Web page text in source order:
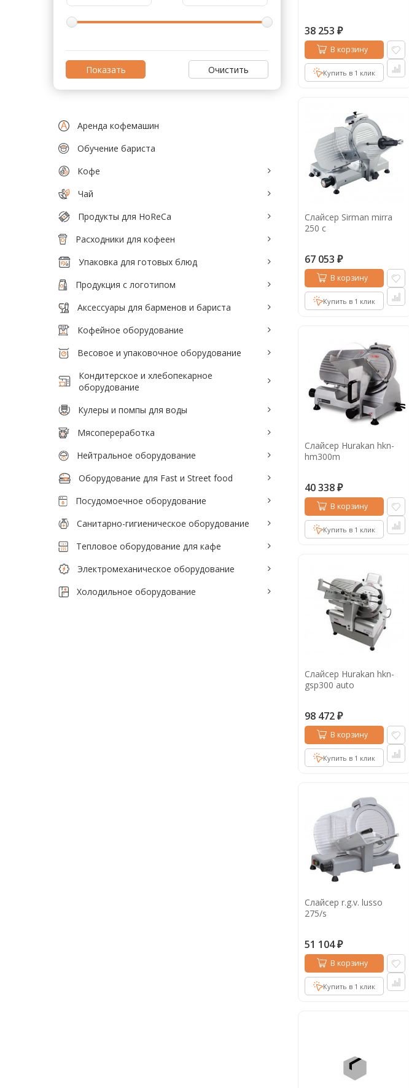
Тепловое оборудование для кафе
Электромеханическое оборудование
Прайс-листы
38 253 ₽
В корзину
Купить в 1 клик
Слайсер Sirman mirra
250 c
67 053 ₽
В корзину
Купить в 1 клик
Слайсер Hurakan hkn-
hm300m
40 338 ₽
В корзину
Купить в 1 клик
Слайсер Hurakan hkn-
gsp300 auto
98 472 ₽
В корзину
Купить в 1 клик
Слайсер r.g.v. lusso
275/s
51 104 ₽
В корзину
Купить в 1 клик
Очистить
Аренда кофемашин
Обучение бариста
Кофе
Чай
Продукты для HoReCa
Расходники для кофеен
Упаковка для готовых блюд
Продукция с логотипом
Аксессуары для барменов и бариста
Кофейное оборудование
Весовое и упаковочное оборудование
Кондитерское и хлебопекарное
оборудование
Кулеры и помпы для воды
Мясопереработка
Нейтральное оборудование
Оборудование для Fast и Street food
Посудомоечное оборудование
Санитарно-гигиеническое оборудование
Тепловое оборудование для кафе
Электромеханическое оборудование
Холодильное оборудование